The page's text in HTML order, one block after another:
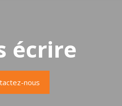
écrire
nous